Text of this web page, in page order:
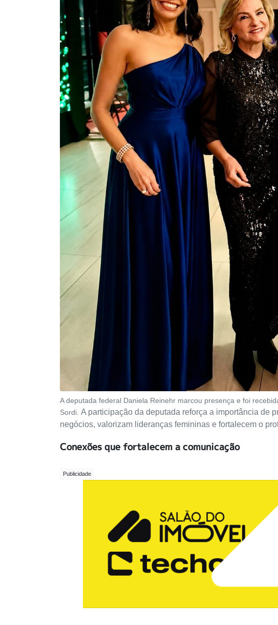
A deputada federal Daniela Reinehr marcou presença e foi
Sordi. A participação da deputada reforça a importância de
negócios, valorizam lideranças femininas e fortalecem o
Conexões que fortalecem a comunicação